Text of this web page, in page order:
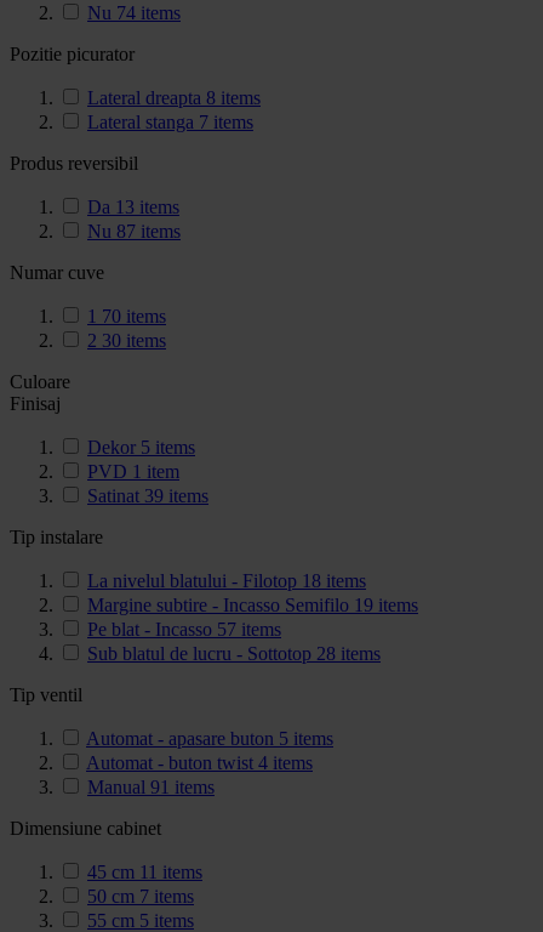
Nu 74 items
Pozitie picurator
Lateral dreapta 8 items
Lateral stanga 7 items
Produs reversibil
Da 13 items
Nu 87 items
Numar cuve
1 70 items
2 30 items
Culoare
Finisaj
Dekor 5 items
PVD 1 item
Satinat 39 items
Tip instalare
La nivelul blatului - Filotop 18 items
Margine subtire - Incasso Semifilo 19 items
Pe blat - Incasso 57 items
Sub blatul de lucru - Sottotop 28 items
Tip ventil
Automat - apasare buton 5 items
Automat - buton twist 4 items
Manual 91 items
Dimensiune cabinet
45 cm 11 items
50 cm 7 items
55 cm 5 items